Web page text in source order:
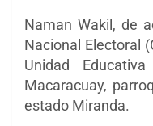
Naman Wakil, de
Nacional Electoral
Unidad
Macaracuay,
estado Miranda.